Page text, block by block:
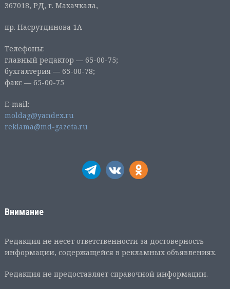
367018, РД, г. Махачкала,
пр. Насрутдинова 1А
Телефоны:
главный редактор — 65-00-75;
бухгалтерия — 65-00-78;
факс — 65-00-75
E-mail:
moldag@yandex.ru
reklama@md-gazeta.ru
Внимание
Редакция не несет ответственности за достоверность
информации, содержащейся в рекламных объявлениях.
Редакция не предоставляет справочной информации.